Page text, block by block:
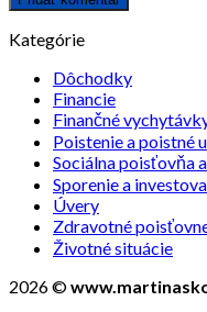
Kategórie
Dôchodky
Financie
Finančné
Poistenie a poistné
Sociálna poisťovňa
Sporenie a
Úvery
Zdravotné
Životné situácie
2026 ©